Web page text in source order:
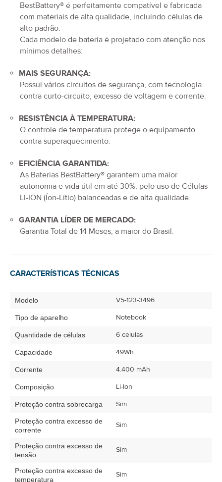
BestBattery® é perfeitamente compatível e fabricada
com materiais de alta qualidade, incluindo células de
alto padrão.
Cada modelo de bateria é projetado com atenção nos
mínimos detalhes:
MAIS SEGURANÇA:
Possui vários circuitos de segurança, com tecnologia
contra curto-circuito, excesso de voltagem e corrente.
RESISTÊNCIA À TEMPERATURA:
O controle de temperatura protege o equipamento
contra superaquecimento.
EFICIÊNCIA GARANTIDA:
As Baterias BestBattery® garantem uma maior
autonomia e vida útil em até 30%, pelo uso de Células
LI-ION (Íon-Lítio) balanceadas e de alta qualidade.
GARANTIA LÍDER DE MERCADO:
Garantia Total de 14 Meses, a maior do Brasil.
CARACTERÍSTICAS TÉCNICAS
Modelo V5-123-3496
Tipo de aparelho Notebook
Quantidade de células 6 celulas
Capacidade 49Wh
Corrente 4.400 mAh
Composição Li-Ion
Proteção contra sobrecarga Sim
Proteção contra excesso de
corrente
Sim
Proteção contra excesso de
tensão
Sim
Proteção contra excesso de
temperatura
Sim